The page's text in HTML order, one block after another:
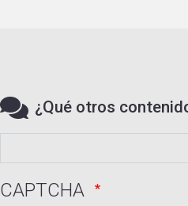
¿Qué otros
CAPTCHA